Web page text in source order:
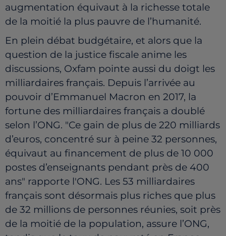
augmentation équivaut à la richesse totale
de la moitié la plus pauvre de l’humanité.
En plein débat budgétaire, et alors que la
question de la justice fiscale anime les
discussions, Oxfam pointe aussi du doigt les
milliardaires français. Depuis l’arrivée au
pouvoir d’Emmanuel Macron en 2017, la
fortune des milliardaires français a doublé
selon l’ONG. "Ce gain de plus de 220 milliards
d’euros, concentré sur à peine 32 personnes,
équivaut au financement de plus de 10 000
postes d’enseignants pendant près de 400
ans" rapporte l'ONG. Les 53 milliardaires
français sont désormais plus riches que plus
de 32 millions de personnes réunies, soit près
de la moitié de la population, assure l’ONG,